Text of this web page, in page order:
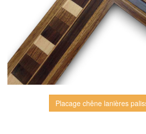
Placage chêne lanières